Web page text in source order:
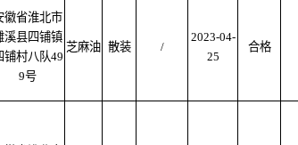
徽省淮北市
溪县四铺镇
铺村八队49
9号
芝麻油 散装 /
2023-04-
25
合格